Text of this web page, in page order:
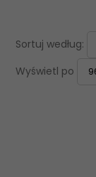
Sortuj według:
Wyświetl po pop